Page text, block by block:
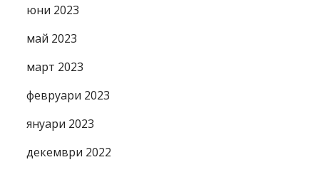
юни 2023
май 2023
март 2023
февруари 2023
януари 2023
декември 2022